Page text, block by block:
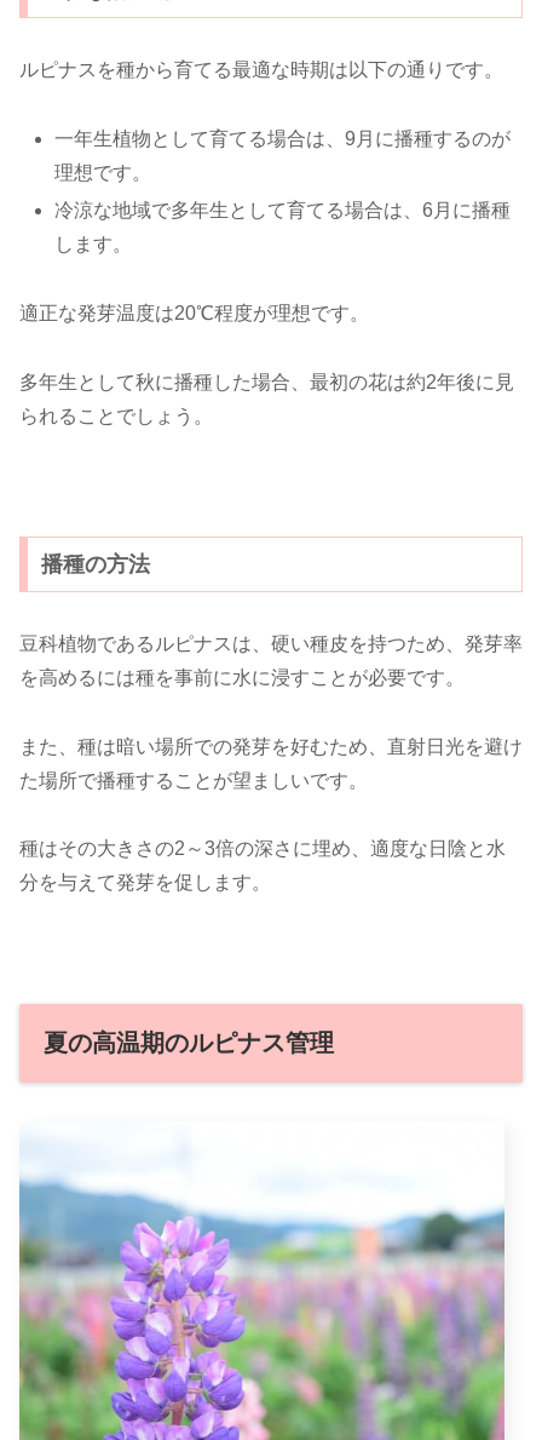
ルピナスを種から育てる最適な時期は以下の通りです。
一年生植物として育てる場合は、9月に播種するのが
理想です。
冷涼な地域で多年生として育てる場合は、6月に播種
します。
適正な発芽温度は20℃程度が理想です。
多年生として秋に播種した場合、最初の花は約2年後に見
られることでしょう。
播種の方法
豆科植物であるルピナスは、硬い種皮を持つため、発芽率
を高めるには種を事前に水に浸すことが必要です。
また、種は暗い場所での発芽を好むため、直射日光を避け
た場所で播種することが望ましいです。
種はその大きさの2～3倍の深さに埋め、適度な日陰と水
分を与えて発芽を促します。
夏の高温期のルピナス管理